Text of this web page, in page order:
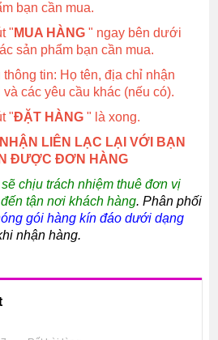
bạn cần mua.
" MUA HÀNG " ngay bên dưới
sản phẩm bạn cần mua.
tin: Họ tên, địa chỉ nhận
các yêu cầu khác (nếu có).
"ĐẶT HÀNG " là xong.
LIÊN LẠC LẠI VỚI BẠN
ĐƯỢC ĐƠN HÀNG
sẽ chịu trách nhiệm thuê đơn vị
tận nơi khách hàng. Phân phối
gói hàng kín đáo dưới dạng
nhận hàng.